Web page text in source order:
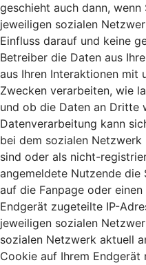
geschieht auch dann,
jeweiligen sozialen
Einfluss darauf und keine
Betreiber die Daten aus
aus Ihren Interaktionen mit
Zwecken verarbeiten, wie
und ob die Daten an Dritte
Datenverarbeitung kann
bei dem sozialen
sind oder als nicht-
angemeldete Nutzende die
auf die Fanpage oder
Endgerät zugeteilte IP-
jeweiligen sozialen
sozialen Netzwerk aktuell
Cookie auf Ihrem